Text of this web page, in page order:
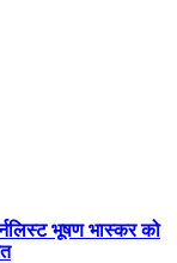
भूषण भास्कर को